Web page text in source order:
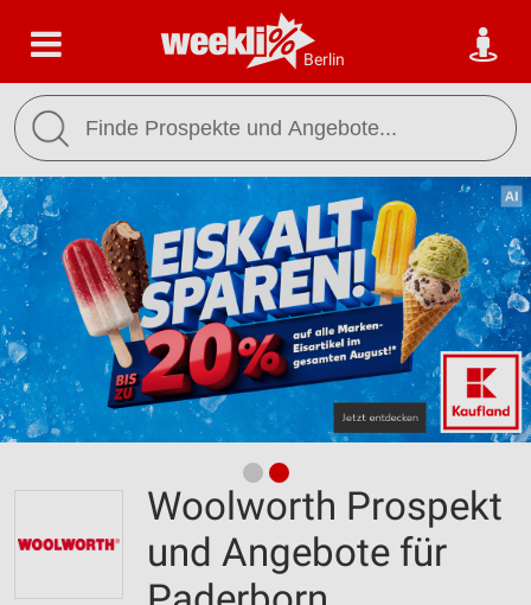
Berlin
Woolworth Prospekt
und Angebote für